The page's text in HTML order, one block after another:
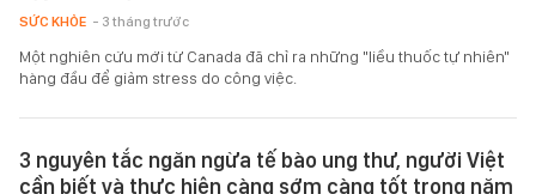
SỨC KHỎE - 3 tháng trước
Một nghiên cứu mới từ Canada đã chỉ ra những "liều thuốc tự nhiên"
hàng đầu để giảm stress do công việc.
3 nguyên tắc ngăn ngừa tế bào ung thư, người Việt
cần biết và thực hiện càng sớm càng tốt trong năm